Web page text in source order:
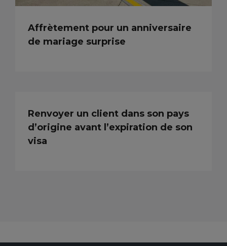
Affrètement pour un anniversaire
de mariage surprise
Renvoyer un client dans son pays
d’origine avant l’expiration de son
visa